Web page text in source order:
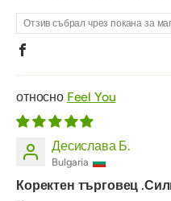
Отзив събрал чрез покана за
Feel You
Десислава Б.
Bulgaria
Коректен търговец